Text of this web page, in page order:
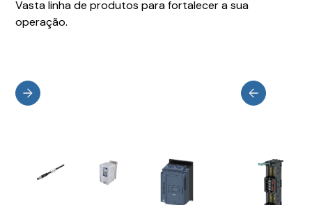
Vasta linha de produtos para fortalecer a sua
operação.